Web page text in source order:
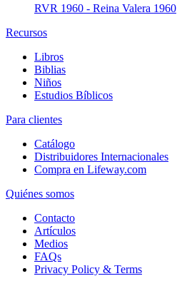
RVR 1960 - Reina Valera 1960
Recursos
Libros
Biblias
Niños
Estudios Bíblicos
Para clientes
Catálogo
Distribuidores Internacionales
Compra en Lifeway.com
Quiénes somos
Contacto
Artículos
Medios
FAQs
Privacy Policy & Terms